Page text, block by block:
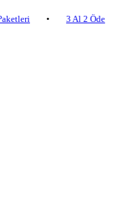
• 3 Al 2 Öde •